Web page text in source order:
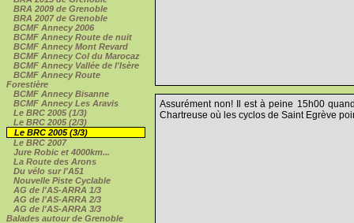
BRA 2009 de Grenoble
BRA 2007 de Grenoble
BCMF Annecy 2006
BCMF Annecy Route de nuit
BCMF Annecy Mont Revard
BCMF Annecy Col du Marocaz
BCMF Annecy Vallée de l'Isère
BCMF Annecy Route
Forestière
BCMF Annecy Bisanne
BCMF Annecy Les Aravis
Le BRC 2005 (1/3)
Le BRC 2005 (2/3)
Le BRC 2005 (3/3)
Le BRC 2007
Jure Robic et 4000km...
La Route des Arons
Du vélo sur l'A51
Nouvelle Piste Cyclable
AG de l'AS-ARRA 1/3
AG de l'AS-ARRA 2/3
AG de l'AS-ARRA 3/3
Balades autour de Grenoble
Assurément non! Il est à peine 15h00
Chartreuse où les cyclos de Saint Egrève